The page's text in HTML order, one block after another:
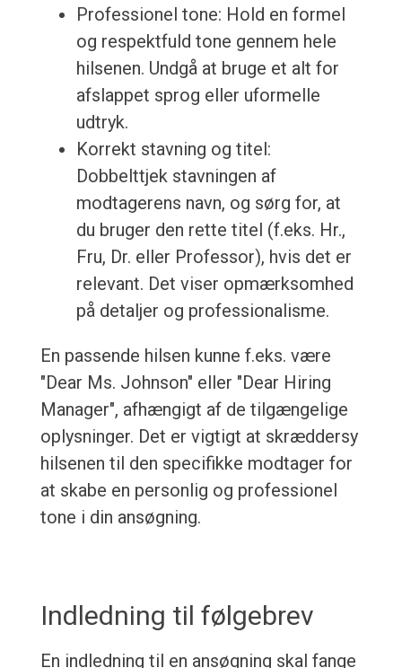
Professionel tone: Hold en formel
og respektfuld tone gennem hele
hilsenen. Undgå at bruge et alt for
afslappet sprog eller uformelle
udtryk.
Korrekt stavning og titel:
Dobbelttjek stavningen af
modtagerens navn, og sørg for, at
du bruger den rette titel (f.eks. Hr.,
Fru, Dr. eller Professor), hvis det er
relevant. Det viser opmærksomhed
på detaljer og professionalisme.
En passende hilsen kunne f.eks. være
"Dear Ms. Johnson" eller "Dear Hiring
Manager", afhængigt af de tilgængelige
oplysninger. Det er vigtigt at skræddersy
hilsenen til den specifikke modtager for
at skabe en personlig og professionel
tone i din ansøgning.
Indledning til følgebrev
En indledning til en ansøgning skal fange